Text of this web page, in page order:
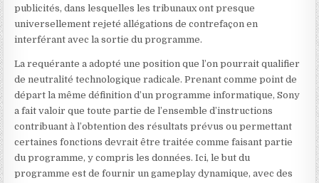
publicités, dans lesquelles les tribunaux ont presque
universellement rejeté allégations de contrefaçon en
interférant avec la sortie du programme.
La requérante a adopté une position que l’on pourrait qualifier
de neutralité technologique radicale. Prenant comme point de
départ la même définition d’un programme informatique, Sony
a fait valoir que toute partie de l’ensemble d’instructions
contribuant à l’obtention des résultats prévus ou permettant
certaines fonctions devrait être traitée comme faisant partie
du programme, y compris les données. Ici, le but du
programme est de fournir un gameplay dynamique, avec des